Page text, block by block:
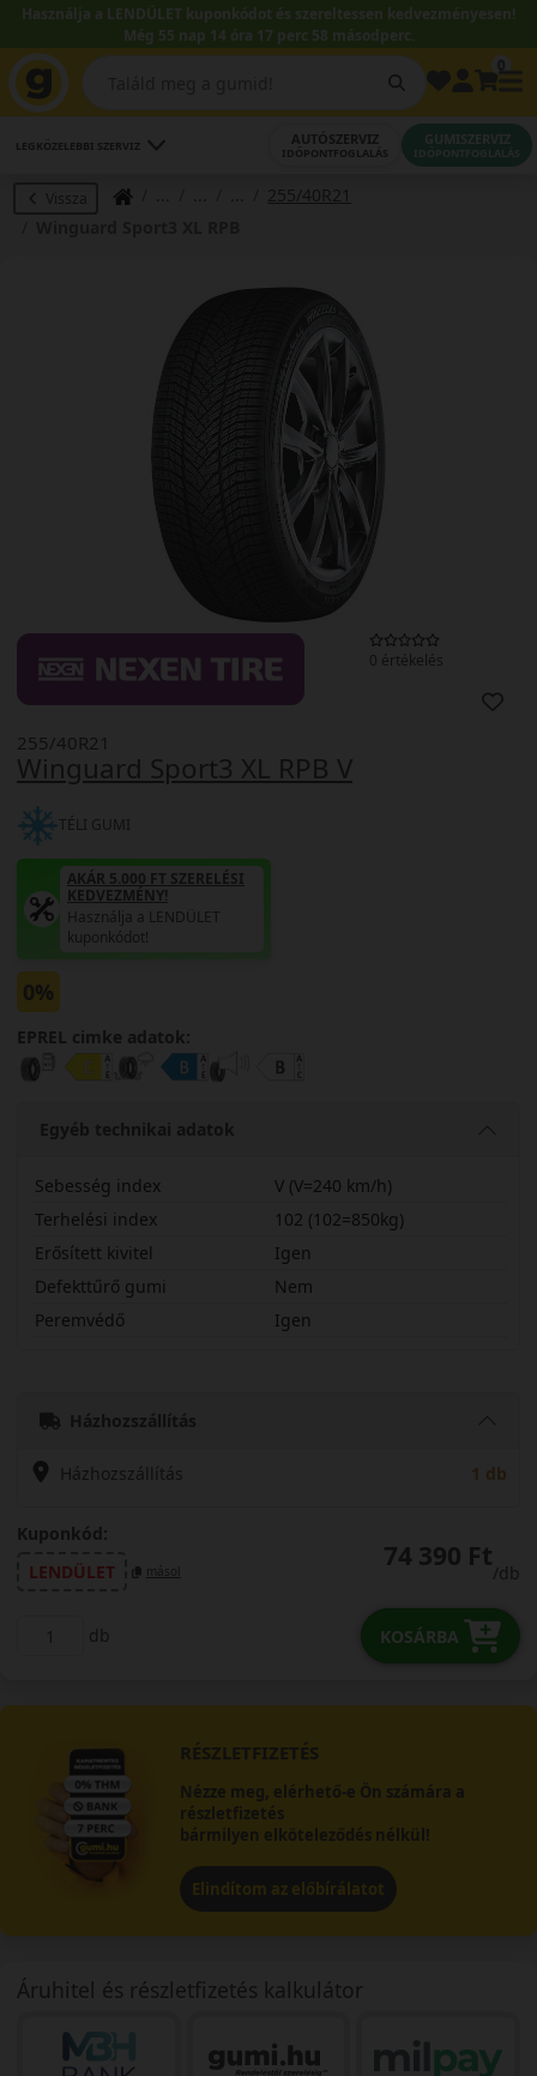
Használja a LENDÜLET kuponkódot és szereltessen kedvezményesen!
Még 55 nap 14 óra 17 perc 58 másodperc.
LEGKÖZELEBBI SZERVIZ AUTÓSZERVIZ
IDŐPONTFOGLALÁS
GUMISZERVIZ
IDŐPONTFOGLALÁS
Vissza
255/40R21
0 értékelés
Winguard Sport3 XL RPB V
255/40R21
TÉLI GUMI
AKÁR 5.000 FT SZERELÉSI
KEDVEZMÉNY!
Használja a LENDÜLET
kuponkódot!
0%
EPREL cimke adatok:
Egyéb technikai adatok
Sebesség index
V (V=240 km/h)
Terhelési index
102 (102=850kg)
Erősített kivitel
Igen
Defekttűrő gumi
Nem
Peremvédő
Igen
Házhozszállítás
Házhozszállítás 1 db
Kuponkód:
LENDÜLET
másol 74 390 Ft
/db
db KOSÁRBA
RÉSZLETFIZETÉS
Nézze meg, elérhető-e Ön számára a
részletfizetés
bármilyen elköteleződés nélkül!
Elindítom az előbírálatot
Áruhitel és részletfizetés kalkulátor